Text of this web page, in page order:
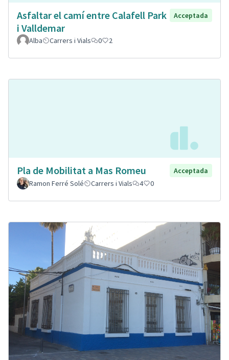
Asfaltar el camí entre Calafell Park
i Valldemar
Acceptada
Alba Carrers i Vials 0 2
Pla de Mobilitat a Mas Romeu
Acceptada
Ramon Ferré Solé
Carrers i Vials 4 0